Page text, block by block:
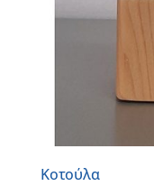
Κοτούλα